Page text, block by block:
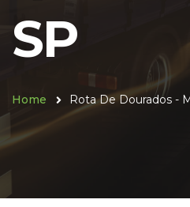
SP
Home Rota De Dourados -